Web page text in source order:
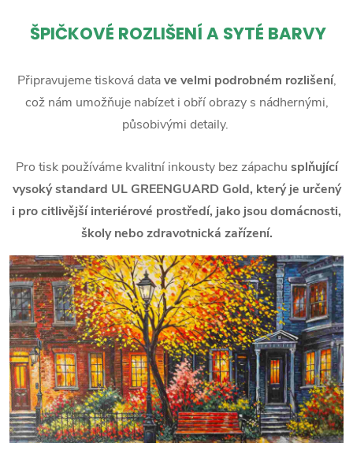
ŠPIČKOVÉ ROZLIŠENÍ A SYTÉ BARVY
Připravujeme tisková datave velmi podrobném rozlišení,
což nám umožňuje nabízet i obří obrazy s nádhernými,
působivými detaily.
Pro tisk používáme kvalitní inkousty bez zápachu splňující
vysoký standard UL GREENGUARD Gold, který je určený
i pro citlivější interiérové prostředí, jako jsou domácnosti,
školy nebo zdravotnická zařízení.